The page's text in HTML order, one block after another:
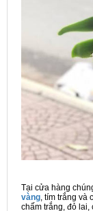
Tại cửa hàng
vàng, tím trắng và
chấm trắng, đỏ lai,